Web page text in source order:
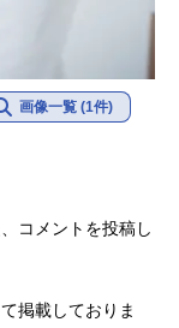
画像一覧 (1件)
コメントを投稿し
掲載しておりま